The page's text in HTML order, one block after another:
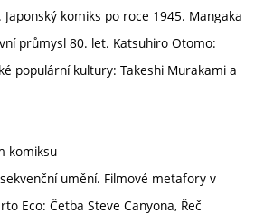
Japonský komiks po roce 1945. Mangaka
průmysl 80. let. Katsuhiro Otomo:
populární kultury: Takeshi Murakami a
komiksu
umění. Filmové metafory v
Eco: Četba Steve Canyona, Řeč